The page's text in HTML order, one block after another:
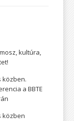
kultúra,
közben.
a BBTE
közben